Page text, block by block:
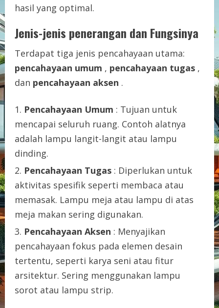
hasil yang optimal.
Jenis-jenis penerangan dan Fungsinya
Terdapat tiga jenis pencahayaan utama:
pencahayaan umum , pencahayaan tugas ,
dan pencahayaan aksen .
Pencahayaan Umum : Tujuan untuk
mencapai seluruh ruang. Contoh alatnya
adalah lampu langit-langit atau lampu
dinding.
Pencahayaan Tugas : Diperlukan untuk
aktivitas spesifik seperti membaca atau
memasak. Lampu meja atau lampu di atas
meja makan sering digunakan.
Pencahayaan Aksen : Menyajikan
pencahayaan fokus pada elemen desain
tertentu, seperti karya seni atau fitur
arsitektur. Sering menggunakan lampu
sorot atau lampu strip.